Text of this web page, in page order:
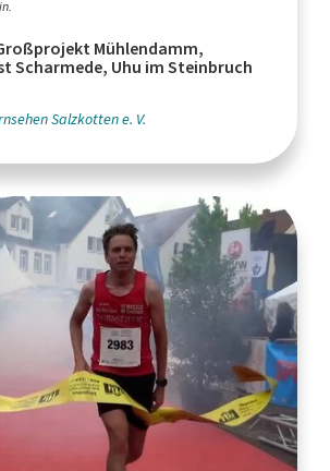
Großprojekt Mühlendamm,
Scharmede, Uhu im Steinbruch
Salzkotten e. V.